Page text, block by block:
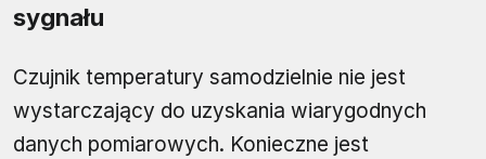
sygnału
Czujnik temperatury samodzielnie nie jest
wystarczający do uzyskania wiarygodnych
danych pomiarowych. Konieczne jest